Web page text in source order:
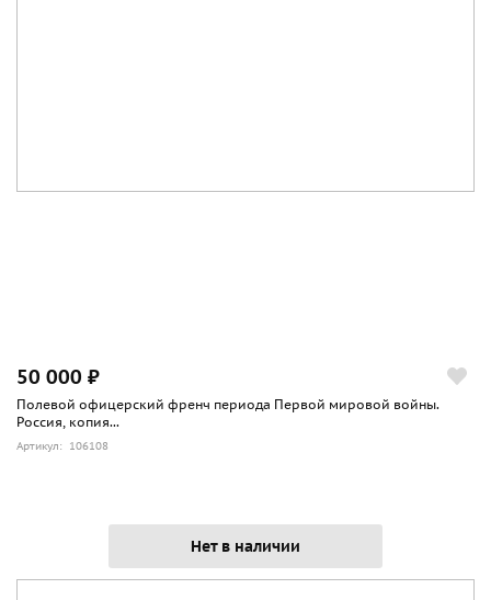
50 000 ₽
Полевой офицерский френч периода Первой мировой войны.
Россия, копия...
Артикул: 106108
Нет в наличии